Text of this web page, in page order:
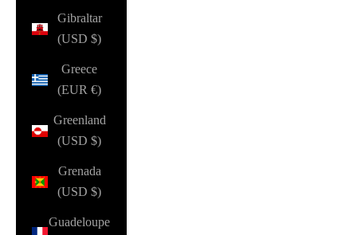
Gibraltar
(USD $)
Greece
(EUR €)
Greenland
(USD $)
Grenada
(USD $)
Guadeloupe